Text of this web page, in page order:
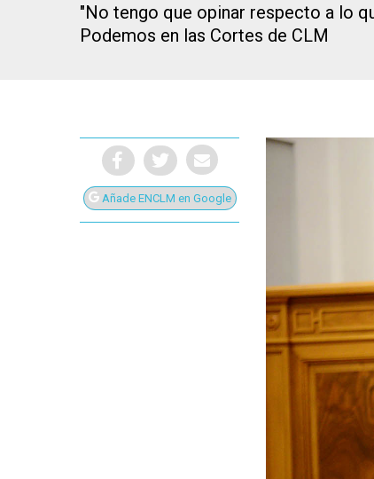
Presiona Intro para buscar o ESC para
"No tengo que opinar respecto a lo
Podemos en las Cortes de CLM
Añade ENCLM en Google